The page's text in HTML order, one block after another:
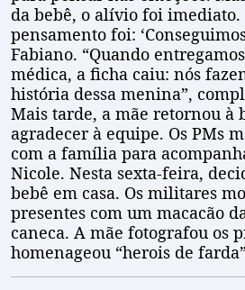
da bebê, o alívio foi imediato.
pensamento foi:
Fabiano. “Quando
médica, a ficha caiu: nós
história dessa menina”,
Mais tarde, a mãe retornou à
agradecer à equipe. Os PMs
com a família para
Nicole. Nesta sexta-feira,
bebê em casa. Os militares
presentes com um macacão
caneca. A mãe fotografou os
homenageou “herois de